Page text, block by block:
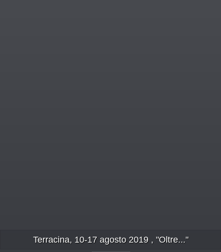
Terracina, 10-17 agosto 2019 , "Oltre..."